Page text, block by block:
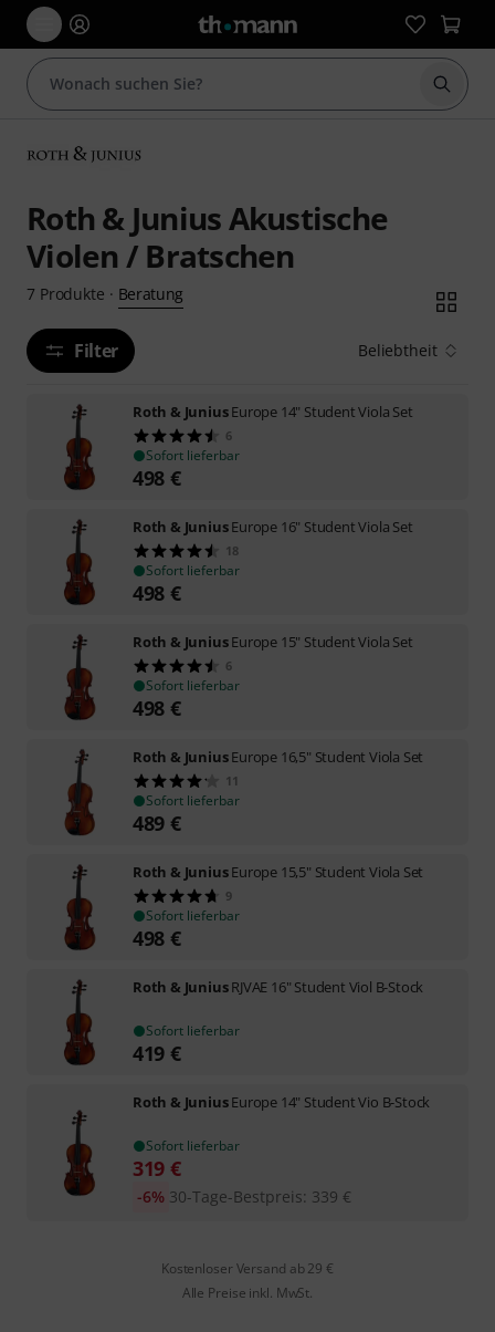
Suche
Roth & Junius Akustische
Violen / Bratschen
7 Produkte · Beratung
Filter Beliebtheit
Roth & JuniusEurope 14" Student Viola Set
6
Sofort lieferbar
498 €
Roth & JuniusEurope 16" Student Viola Set
18
Sofort lieferbar
498 €
Roth & JuniusEurope 15" Student Viola Set
6
Sofort lieferbar
498 €
Roth & JuniusEurope 16,5" Student Viola Set
11
Sofort lieferbar
489 €
Roth & JuniusEurope 15,5" Student Viola Set
9
Sofort lieferbar
498 €
Roth & JuniusRJVAE 16" Student Viol B-Stock
Sofort lieferbar
419 €
Roth & JuniusEurope 14" Student Vio B-Stock
Sofort lieferbar
319 €
30-Tage-Bestpreis: 339 €
-6%
Kostenloser Versand ab 29 €
Alle Preise inkl. MwSt.